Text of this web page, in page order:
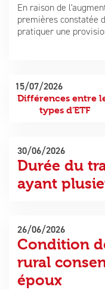
En raison de
premières constatée
pratiquer une
Différences entre
types d'ETF
15/07/2026
Durée du
ayant
30/06/2026
Condition
rural
époux
26/06/2026